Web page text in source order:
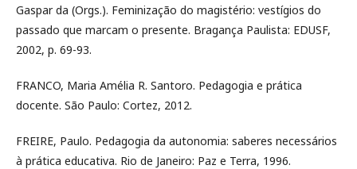
Gaspar da (Orgs.). Feminização do magistério: vestígios do
passado que marcam o presente. Bragança Paulista: EDUSF,
2002, p. 69-93.
FRANCO, Maria Amélia R. Santoro. Pedagogia e prática
docente. São Paulo: Cortez, 2012.
FREIRE, Paulo. Pedagogia da autonomia: saberes necessários
à prática educativa. Rio de Janeiro: Paz e Terra, 1996.